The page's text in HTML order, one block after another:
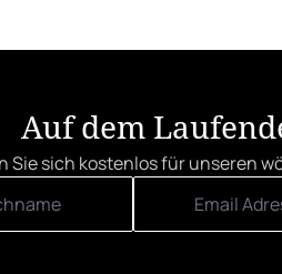
Auf dem
Sie sich kostenlos für unseren